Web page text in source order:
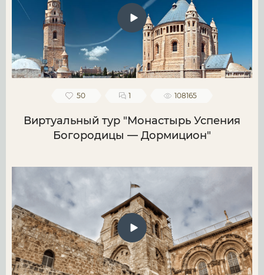
50 1 108165
Виртуальный тур "Монастырь Успения
Богородицы — Дормицион"